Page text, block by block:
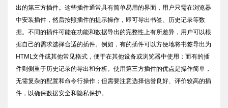
出的第三方插件。这些插件通常具有简单易用的界面，用户只需在浏览器
中安装插件，然后按照插件的提示操作，即可导出书签、历史记录等数
据。不同的插件可能在功能和数据导出的完整性上有所差异，用户可以根
据自己的需求选择合适的插件。例如，有的插件可以方便地将书签导出为
HTML文件或其他常见格式，便于在其他设备或浏览器中使用；而有的插
件则侧重于历史记录的导出和分析。使用第三方插件的优点是操作简单，
无需复杂的配置和命令行操作；但需要注意选择信誉良好、评价较高的插
件，以确保数据安全和隐私保护。